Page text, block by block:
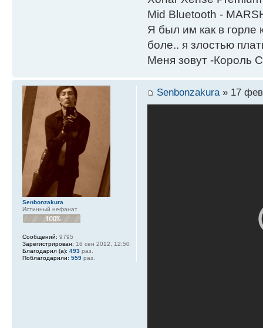
Mid Bluetooth -
Я был им как в горле
боле.. я злостью
Меня зовут -Король
Senbonzakura» 17 фев
Senbonzakura
Истинный нефанат
Сообщений: 9795
Зарегистрирован: 16 сен 2012, 12:50
Благодарил (а): 493 раз.
Поблагодарили: 559 раз.